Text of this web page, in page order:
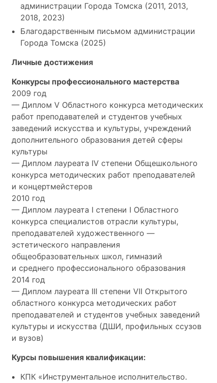
администрации Города Томска (2011, 2013,
2018, 2023)
Благодарственным письмом администрации
Города Томска (2025)
Личные достижения
Конкурсы профессионального мастерства
2009 год
— Диплом V Областного конкурса методических
работ преподавателей и студентов учебных
заведений искусства и культуры, учреждений
дополнительного образования детей сферы
культуры
— Диплом лауреата IV степени Общешкольного
конкурса методических работ преподавателей
и концертмейстеров
2010 год
— Диплом лауреата I степени I Областного
конкурса специалистов отрасли культуры,
преподавателей художественного —
эстетического направления
общеобразовательных школ, гимназий
и среднего профессионального образования
2014 год
— Диплом лауреата III степени VII Открытого
областного конкурса методических работ
преподавателей и студентов учебных заведений
культуры и искусства (ДШИ, профильных ссузов
и вузов)
Курсы повышения квалификации:
КПК «Инструментальное исполнительство.